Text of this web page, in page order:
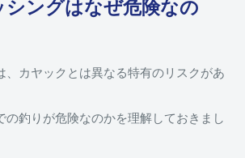
シングはなぜ危険なの
、カヤックとは異なる特有のリスクがあ
の釣りが危険なのかを理解しておきまし